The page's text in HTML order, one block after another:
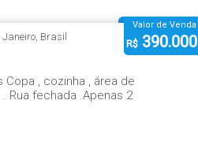
R$ 390.000
Valor de Venda
Janeiro, Brasil
, cozinha , área de
Rua fechada .Apenas 2